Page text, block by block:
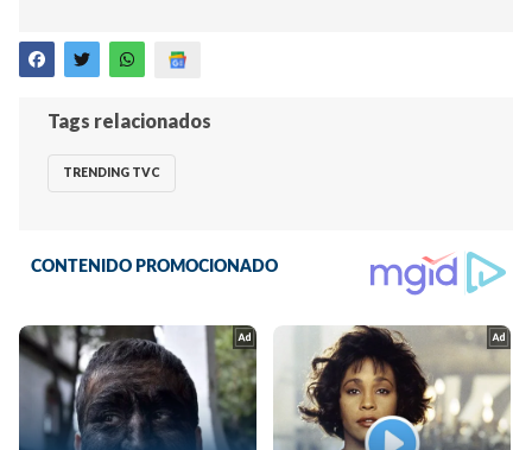
Tags relacionados
TRENDING TVC